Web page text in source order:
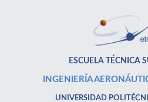
ESCUELA TÉCNICA
INGENIERÍA
UNIVERSIDAD